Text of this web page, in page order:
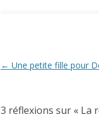
Navigation
← Une petite fille pour
3 réflexions sur « La